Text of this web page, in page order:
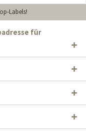
Labels!
für